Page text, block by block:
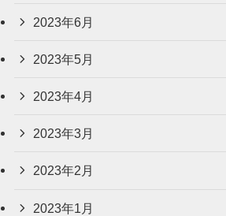
2023年6月
2023年5月
2023年4月
2023年3月
2023年2月
2023年1月